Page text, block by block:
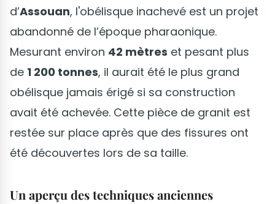
d’Assouan, l'obélisque inachevé est un projet
abandonné de l’époque pharaonique.
Mesurant environ 42 mètres et pesant plus
de 1 200 tonnes, il aurait été le plus grand
obélisque jamais érigé si sa construction
avait été achevée. Cette pièce de granit est
restée sur place après que des fissures ont
été découvertes lors de sa taille.
Un aperçu des techniques anciennes